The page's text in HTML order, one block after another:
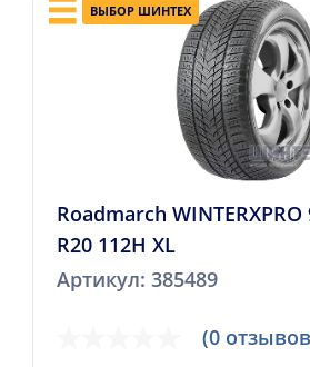
ВЫБОР ШИНТЕХ
Roadmarch
R20 112H XL
Артикул: 385489
(0